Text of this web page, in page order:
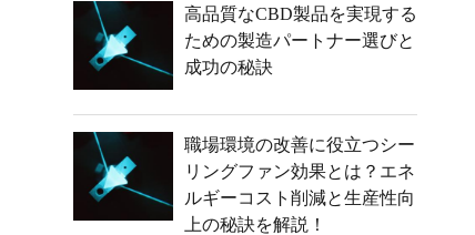
高品質なCBD製品を実現する
ための製造パートナー選びと
成功の秘訣
職場環境の改善に役立つシー
リングファン効果とは？エネ
ルギーコスト削減と生産性向
上の秘訣を解説！